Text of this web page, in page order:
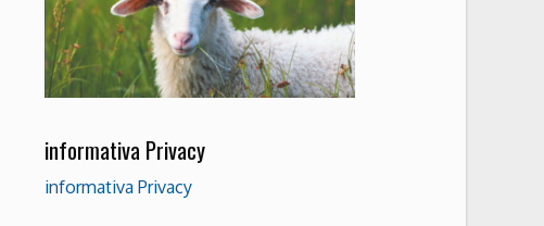
informativa Privacy
informativa Privacy